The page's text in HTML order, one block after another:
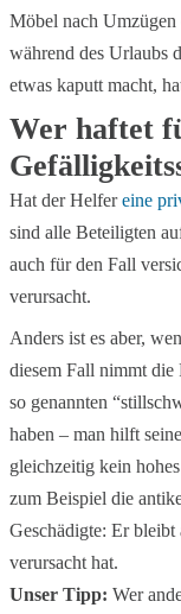
Möbel nach
während des Urlaubs
etwas kaputt macht,
Wer haftet
Hat der Helfereine
sind alle Beteiligten
auch für den Fall
verursacht.
Anders ist es aber,
diesem Fall nimmt die
so genannten
haben – man hilft
gleichzeitig kein
zum Beispiel die
Geschädigte: Er bleibt
verursacht hat.
Unser Tipp: Wer